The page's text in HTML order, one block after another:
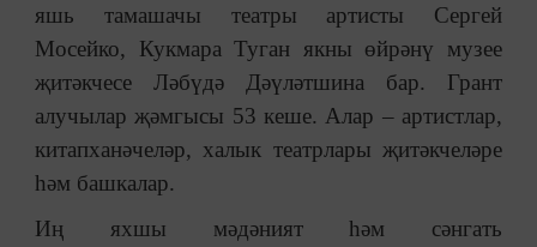
яшь тамашачы театры артисты Сергей
Мосейко, Кукмара Туган якны өйрәнү музее
җитәкчесе Ләбүдә Дәүләтшина бар. Грант
алучылар җәмгысы 53 кеше. Алар – артистлар,
китапханәчеләр, халык театрлары җитәкчеләре
һәм башкалар.
Иң яхшы мәдәният һәм сәнгать